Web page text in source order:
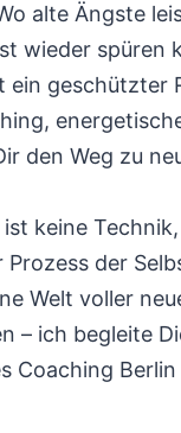
alte Ängste
wieder spüren
ein geschützter
den Weg zu
keine
der
Welt voller
– ich begleite
Coaching Berlin